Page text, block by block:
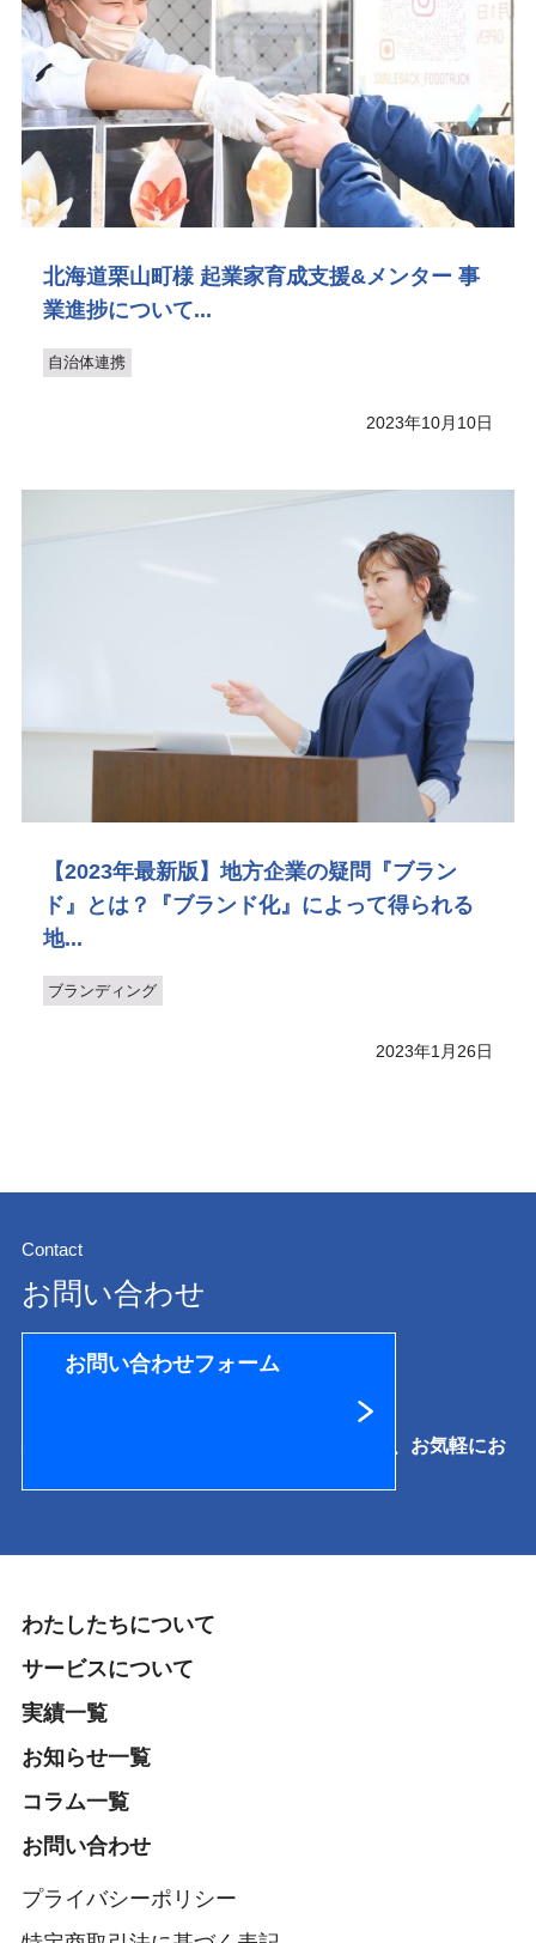
北海道栗山町様 起業家育成支援&メンター 事
業進捗について...
自治体連携
2023年10月10日
【2023年最新版】地方企業の疑問『ブラン
ド』とは？『ブランド化』によって得られる
地...
ブランディング
2023年1月26日
Contact
お問い合わせ
提供サービスに関するご相談·お見積りなど、お気軽にお
お問い合わせフォーム
わたしたちについて
サービスについて
実績一覧
お知らせ一覧
コラム一覧
お問い合わせ
プライバシーポリシー